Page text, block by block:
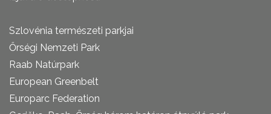
Szlovénia természeti parkjai
Őrségi Nemzeti Park
Raab Natúrpark
European Greenbelt
Europarc Federation